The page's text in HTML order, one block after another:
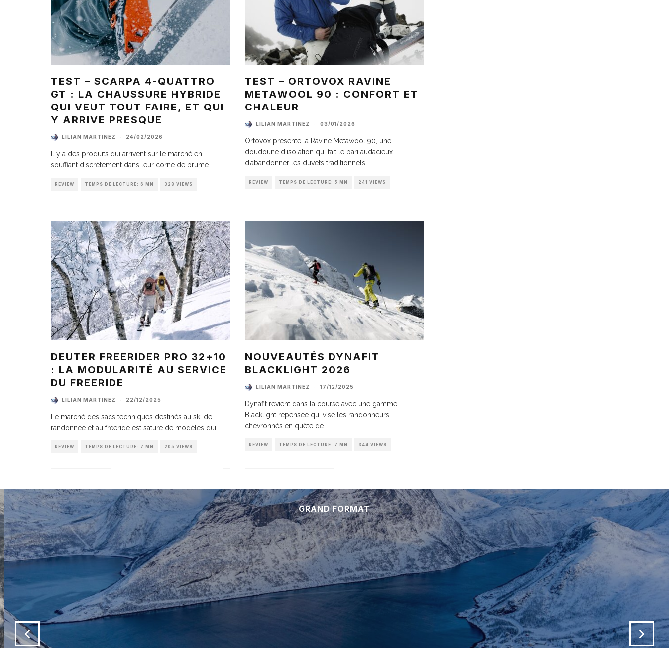
TEST – SCARPA 4-QUATTRO
GT : LA CHAUSSURE HYBRIDE
QUI VEUT TOUT FAIRE, ET QUI
Y ARRIVE PRESQUE
LILIAN MARTINEZ · 24/02/2026
Il y a des produits qui arrivent sur le marché en
soufflant discrètement dans leur corne de brume.
REVIEW TEMPS DE LECTURE: 6 MN 328 VIEWS
TEST – ORTOVOX RAVINE
METAWOOL 90 : CONFORT ET
CHALEUR
LILIAN MARTINEZ · 03/01/2026
Ortovox présente la Ravine Metawool 90, une
doudoune d’isolation qui fait le pari audacieux
d’abandonner les duvets traditionnels
REVIEW TEMPS DE LECTURE: 5 MN 241 VIEWS
DEUTER FREERIDER PRO 32+10
: LA MODULARITÉ AU SERVICE
DU FREERIDE
LILIAN MARTINEZ · 22/12/2025
Le marché des sacs techniques destinés au ski de
randonnée et au freeride est saturé de modèles qui
REVIEW TEMPS DE LECTURE: 7 MN 205 VIEWS
NOUVEAUTÉS DYNAFIT
BLACKLIGHT 2026
LILIAN MARTINEZ · 17/12/2025
Dynafit revient dans la course avec une gamme
Blacklight repensée qui vise les randonneurs
chevronnés en quête de
REVIEW TEMPS DE LECTURE: 7 MN 344 VIEWS
GRAND FORMAT